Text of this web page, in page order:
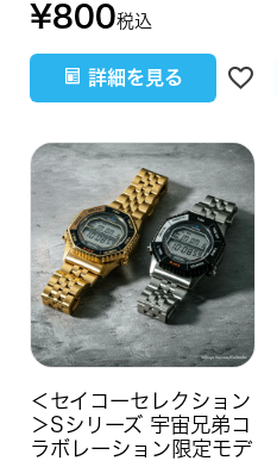
¥800税込
詳細を見る
＜セイコーセレクション
＞Sシリーズ 宇宙兄弟コ
ラボレーション限定モデ